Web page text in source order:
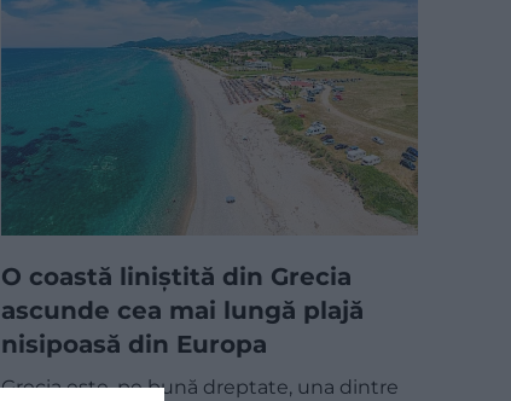
O coastă liniștită din Grecia
ascunde cea mai lungă plajă
nisipoasă din Europa
Grecia este, pe bună dreptate, una dintre